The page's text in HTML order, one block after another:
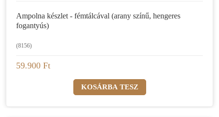
Ampolna készlet - fémtálcával (arany színű, hengeres
fogantyús)
(8156)
59.900 Ft